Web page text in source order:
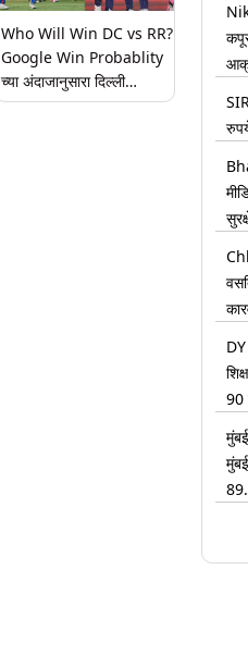
Who Will Win DC vs RR?
Google Win Probablity
च्या अंदाजानुसारा दिल्ली
कॅपिटल्स विरुद्ध राजस्थान
90